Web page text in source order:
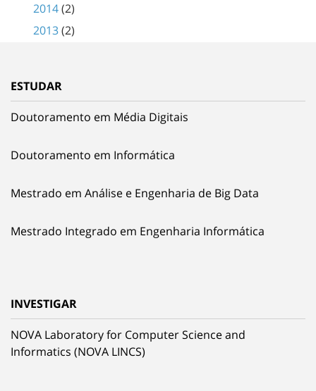
2014(2)
2013(2)
ESTUDAR
Doutoramento em Média Digitais
Doutoramento em Informática
Mestrado em Análise e Engenharia de Big Data
Mestrado Integrado em Engenharia Informática
INVESTIGAR
NOVA Laboratory for Computer Science and
Informatics (NOVA LINCS)